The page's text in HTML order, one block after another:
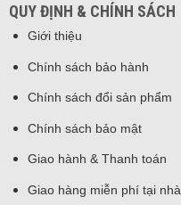
QUY ĐỊNH & CHÍNH SÁCH
Giới thiệu
Chính sách bảo hành
Chính sách đổi sản phẩm
Chính sách bảo mật
Giao hành & Thanh toán
Giao hàng miễn phí tại nhà